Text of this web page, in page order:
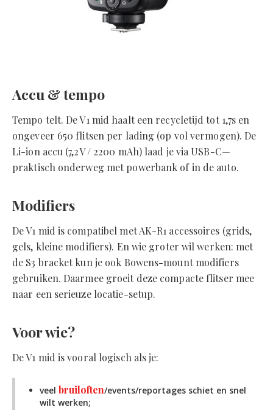
Accu & tempo
Tempo telt. De V1 mid haalt een recycletijd tot 1,7s en
ongeveer 650 flitsen per lading (op vol vermogen). De
Li-ion accu (7,2V / 2200 mAh) laad je via USB-C—
praktisch onderweg met powerbank of in de auto.
Modifiers
De V1 mid is compatibel met AK-R1 accessoires (grids,
gels, kleine modifiers). En wie groter wil werken: met
de S3 bracket kun je ook Bowens-mount modifiers
gebruiken. Daarmee groeit deze compacte flitser mee
naar een serieuze locatie-setup.
Voor wie?
De V1 mid is vooral logisch als je:
veel bruiloften/events/reportages schiet en snel
wilt werken;